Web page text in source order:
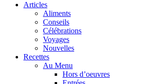
Articles
Aliments
Conseils
Célébrations
Voyages
Nouvelles
Recettes
Au Menu
Hors d’oeuvres